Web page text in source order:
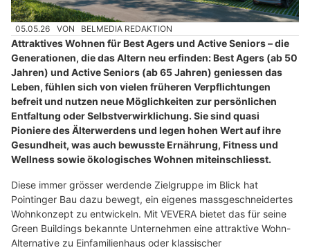
05.05.26 VON BELMEDIA REDAKTION
Attraktives Wohnen für Best Agers und Active Seniors – die
Generationen, die das Altern neu erfinden: Best Agers (ab 50
Jahren) und Active Seniors (ab 65 Jahren) geniessen das
Leben, fühlen sich von vielen früheren Verpflichtungen
befreit und nutzen neue Möglichkeiten zur persönlichen
Entfaltung oder Selbstverwirklichung. Sie sind quasi
Pioniere des Älterwerdens und legen hohen Wert auf ihre
Gesundheit, was auch bewusste Ernährung, Fitness und
Wellness sowie ökologisches Wohnen miteinschliesst.
Diese immer grösser werdende Zielgruppe im Blick hat
Pointinger Bau dazu bewegt, ein eigenes massgeschneidertes
Wohnkonzept zu entwickeln. Mit VEVERA bietet das für seine
Green Buildings bekannte Unternehmen eine attraktive Wohn-
Alternative zu Einfamilienhaus oder klassischer